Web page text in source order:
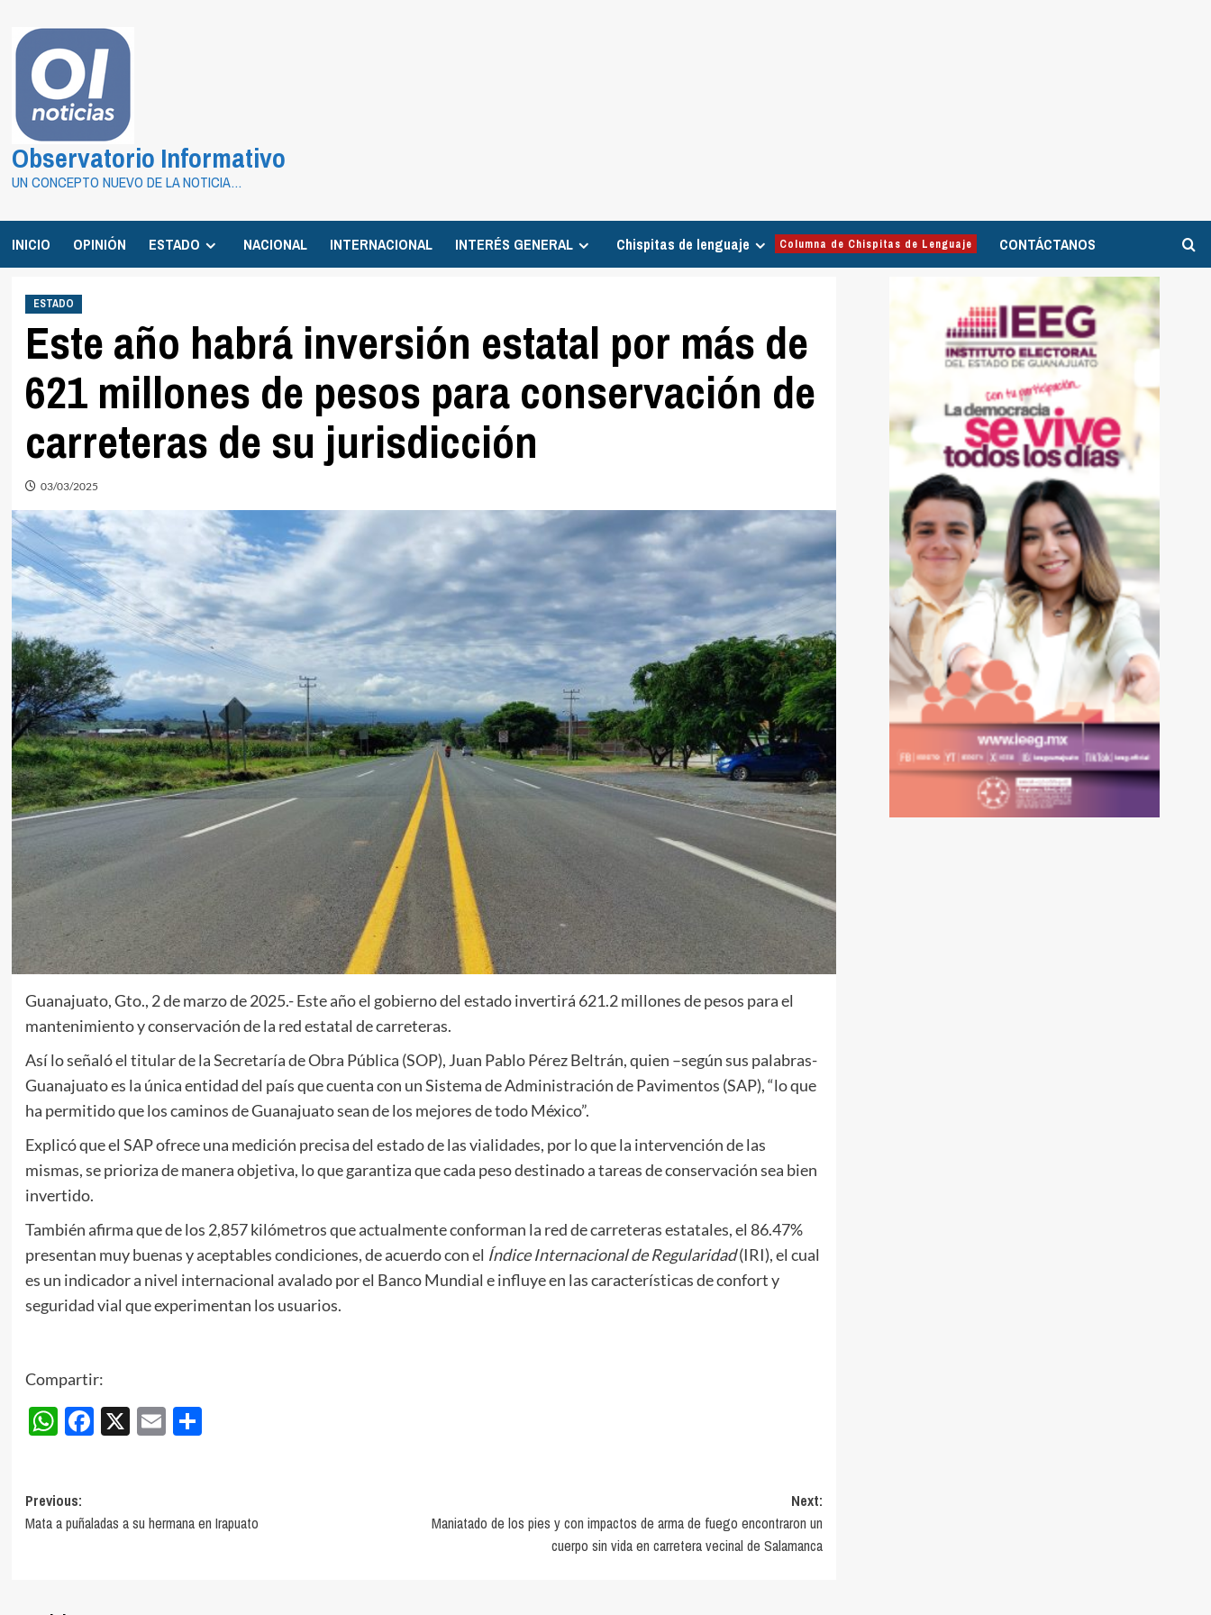
contenido
Observatorio Informativo
UN CONCEPTO NUEVO DE LA NOTICIA…
INICIO OPINIÓN ESTADO NACIONAL INTERNACIONAL INTERÉS GENERAL Chispitas de lenguaje Columna de Chispitas de Lenguaje CONTÁCTANOS
ESTADO
Este año habrá inversión estatal por más de
621 millones de pesos para conservación de
carreteras de su jurisdicción
03/03/2025
Guanajuato, Gto., 2 de marzo de 2025.- Este año el gobierno del estado invertirá 621.2 millones de pesos para el
mantenimiento y conservación de la red estatal de carreteras.
Así lo señaló el titular de la Secretaría de Obra Pública (SOP), Juan Pablo Pérez Beltrán, quien –según sus palabras-
Guanajuato es la única entidad del país que cuenta con un Sistema de Administración de Pavimentos (SAP), “lo que
ha permitido que los caminos de Guanajuato sean de los mejores de todo México”.
Explicó que el SAP ofrece una medición precisa del estado de las vialidades, por lo que la intervención de las
mismas, se prioriza de manera objetiva, lo que garantiza que cada peso destinado a tareas de conservación sea bien
invertido.
También afirma que de los 2,857 kilómetros que actualmente conforman la red de carreteras estatales, el 86.47%
presentan muy buenas y aceptables condiciones, de acuerdo con el Índice Internacional de Regularidad(IRI), el cual
es un indicador a nivel internacional avalado por el Banco Mundial e influye en las características de confort y
seguridad vial que experimentan los usuarios.
Compartir:
WhatsApp
Facebook
X EmailCompartir
Post
navigation
Previous:
Mata a puñaladas a su hermana en Irapuato
Next:
Maniatado de los pies y con impactos de arma de fuego encontraron un
cuerpo sin vida en carretera vecinal de Salamanca